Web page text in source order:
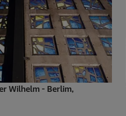
Wilhelm - Berlim,